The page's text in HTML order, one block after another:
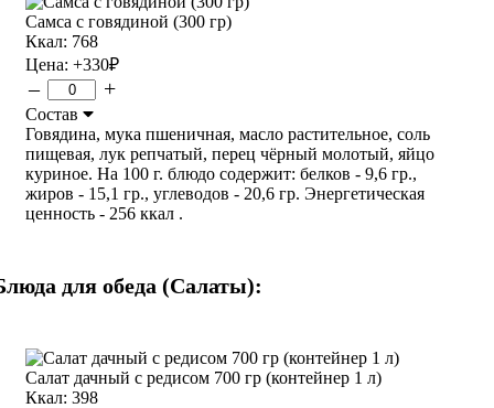
Самса с говядиной (300 гр)
Ккал: 768
Цена: +330₽
– +
Состав
Говядина, мука пшеничная, масло растительное, соль
пищевая, лук репчатый, перец чёрный молотый, яйцо
куриное. На 100 г. блюдо содержит: белков - 9,6 гр.,
жиров - 15,1 гр., углеводов - 20,6 гр. Энергетическая
ценность - 256 ккал .
для обеда (Салаты):
Салат дачный с редисом 700 гр (контейнер 1 л)
Ккал: 398